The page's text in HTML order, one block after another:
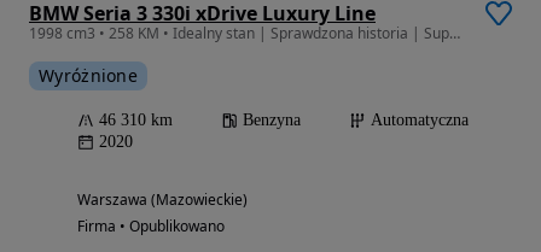
BMW Seria 3 330i xDrive Luxury Line
1998 cm3 • 258 KM • Idealny stan | Sprawdzona historia | Super wyposażenie
Wyróżnione
46 310 km Benzyna
Automatyczna
2020
Warszawa (Mazowieckie)
Firma • Opublikowano